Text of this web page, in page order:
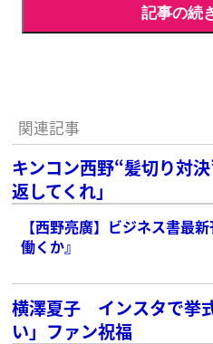
記事の続
関連記事
キンコン西野“髪切り対
返してくれ」
【西野亮廣】ビジネス書最
働くか』
横澤夏子 インスタで挙
い」ファン祝福